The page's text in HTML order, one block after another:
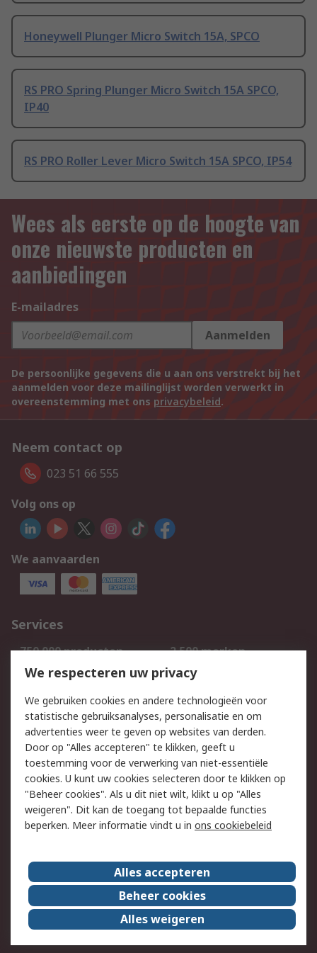
Honeywell Plunger Micro Switch 15A, SPCO
RS PRO Spring Plunger Micro Switch 15A SPCO,
IP40
RS PRO Roller Lever Micro Switch 15A SPCO, IP54
Wees als eerste op de hoogte van
onze nieuwste producten en
aanbiedingen
E-mailadres
Aanmelden
De persoonlijke gegevens die u aan ons verstrekt bij het
aanmelden voor deze mailinglijst worden verwerkt in
overeenstemming met ons privacybeleid.
Neem contact op
023 51 66 555
Volg ons op
We aanvaarden
Services
750.000 producten
2.500 merken
Bestellen
Inkoopoplossingen
Track & Trace
Wettelijk
Cookiebeleid
Email veiligheid
Privacybeleid
Websitevoorwaarden
Algemene
verkoopvoorwaarden
Over RS
RS Group
Over ons
RS wereldwijd
Werken bij RS
ESG
We respecteren uw privacy
We gebruiken cookies en andere technologieën voor
statistische gebruiksanalyses, personalisatie en om
advertenties weer te geven op websites van derden.
Door op "Alles accepteren" te klikken, geeft u
toestemming voor de verwerking van niet-essentiële
cookies. U kunt uw cookies selecteren door te klikken op
"Beheer cookies". Als u dit niet wilt, klikt u op "Alles
weigeren". Dit kan de toegang tot bepaalde functies
beperken. Meer informatie vindt u in ons cookiebeleid
Alles accepteren
Beheer cookies
Alles weigeren